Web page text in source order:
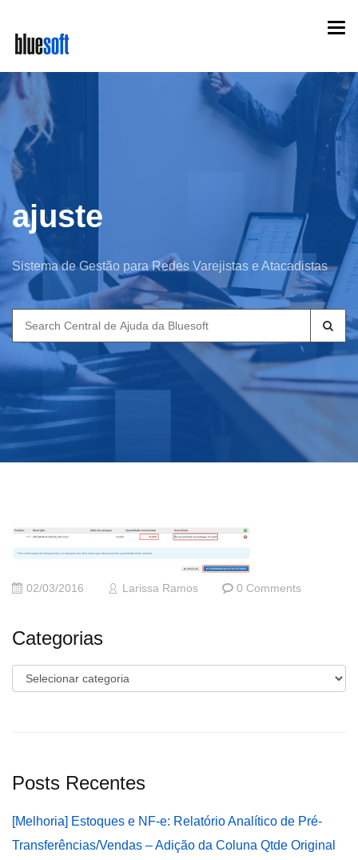
main
content
ajuste
Sistema de Gestão para Redes Varejistas e Atacadistas
Search
for:
02/03/2016 Larissa Ramos 0 Comments
Categorias
Categorias
Posts Recentes
[Melhoria] Estoques e NF-e: Relatório Analítico de Pré-
Transferências/Vendas – Adição da Coluna Qtde Original